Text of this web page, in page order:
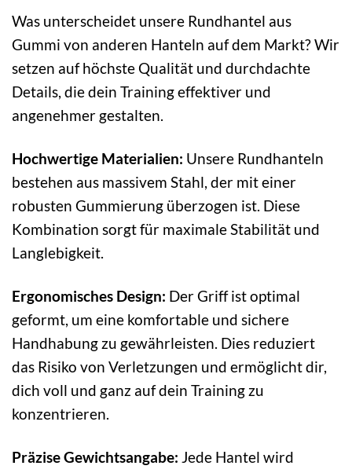
Was unterscheidet unsere Rundhantel aus
Gummi von anderen Hanteln auf dem Markt? Wir
setzen auf höchste Qualität und durchdachte
Details, die dein Training effektiver und
angenehmer gestalten.
Hochwertige Materialien: Unsere Rundhanteln
bestehen aus massivem Stahl, der mit einer
robusten Gummierung überzogen ist. Diese
Kombination sorgt für maximale Stabilität und
Langlebigkeit.
Ergonomisches Design: Der Griff ist optimal
geformt, um eine komfortable und sichere
Handhabung zu gewährleisten. Dies reduziert
das Risiko von Verletzungen und ermöglicht dir,
dich voll und ganz auf dein Training zu
konzentrieren.
Präzise Gewichtsangabe: Jede Hantel wird